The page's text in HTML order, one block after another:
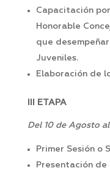
Capacitación
Honorable
que
Juveniles.
Elaboración de
III ETAPA
Del 10 de Agosto
Primer Sesión o
Presentación de